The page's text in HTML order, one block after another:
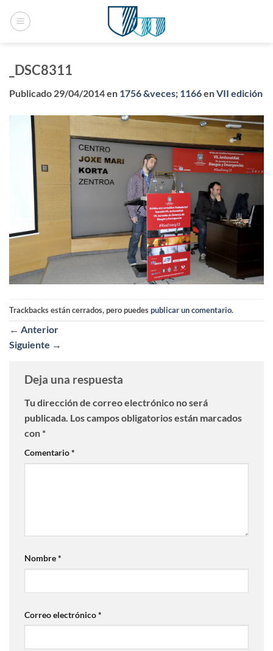
_DSC8311
Publicado 29/04/2014en 1756 &veces; 1166enVII edición
Trackbacks están cerrados, pero puedespublicar un comentario.
← Anterior
Siguiente →
Deja una respuesta
Tu dirección de correo electrónico no será
publicada. Los campos obligatorios están marcados
con*
Comentario*
Nombre*
Correo electrónico*